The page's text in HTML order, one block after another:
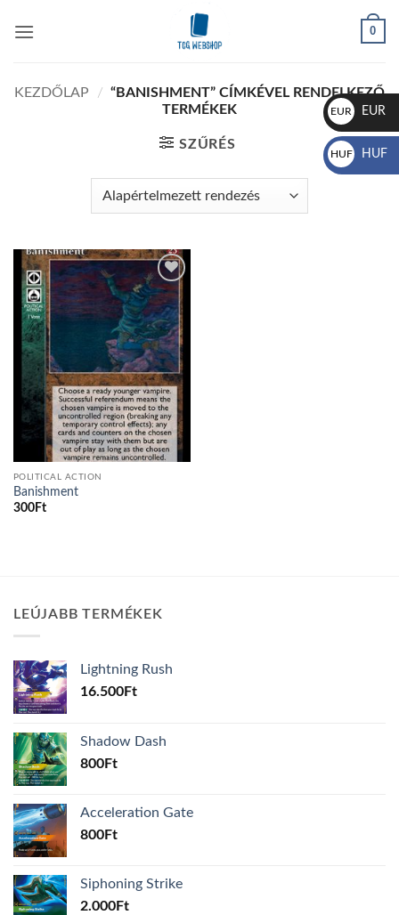
0
KEZDŐLAP / “BANISHMENT” CÍMKÉVEL RENDELKEZŐ
TERMÉKEK
SZŰRÉS
Add to
wishlist
POLITICAL ACTION
Banishment
300Ft
LEÚJABB TERMÉKEK
Lightning Rush
16.500Ft
Shadow Dash
800Ft
Acceleration Gate
800Ft
Siphoning Strike
2.000Ft
EUR
€
EUR
HUF
Ft
HUF